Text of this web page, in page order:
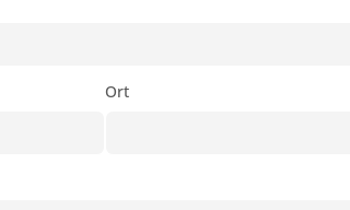
Ort